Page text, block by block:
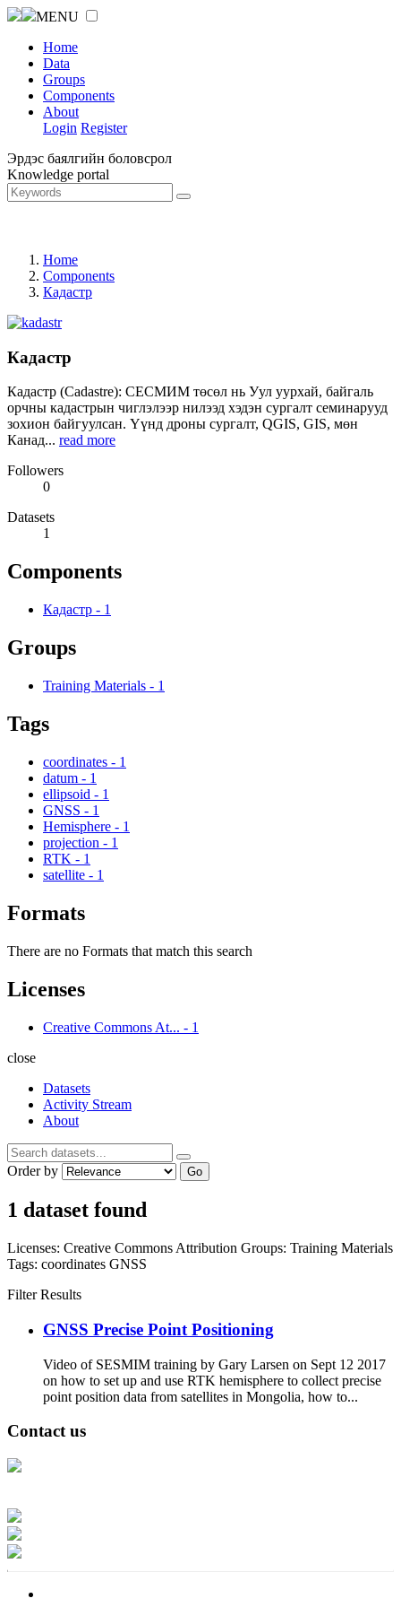
MENU
Home
Data
Groups
Components
About
Login Register
Эрдэс баялгийн боловсрол
Knowledge portal
Home
Components
Кадастр
Кадастр
Кадастр (Cadastre): СЕСМИМ төсөл нь Уул уурхай, байгаль
орчны кадастрын чиглэлээр нилээд хэдэн сургалт семинарууд
зохион байгуулсан. Үүнд дроны сургалт, QGIS, GIS, мөн
Канад... read more
Followers
0
Datasets
1
Components
Кадастр - 1
Groups
Training Materials - 1
Tags
coordinates - 1
datum - 1
ellipsoid - 1
GNSS - 1
Hemisphere - 1
projection - 1
RTK - 1
satellite - 1
Formats
There are no Formats that match this search
Licenses
Creative Commons At... - 1
close
Datasets
Activity Stream
About
Order by Go
1 dataset found
Licenses: Creative Commons Attribution Groups: Training Materials
Tags: coordinates GNSS
Filter Results
GNSS Precise Point Positioning
Video of SESMIM training by Gary Larsen on Sept 12 2017
on how to set up and use RTK hemisphere to collect precise
point position data from satellites in Mongolia, how to...
Contact us